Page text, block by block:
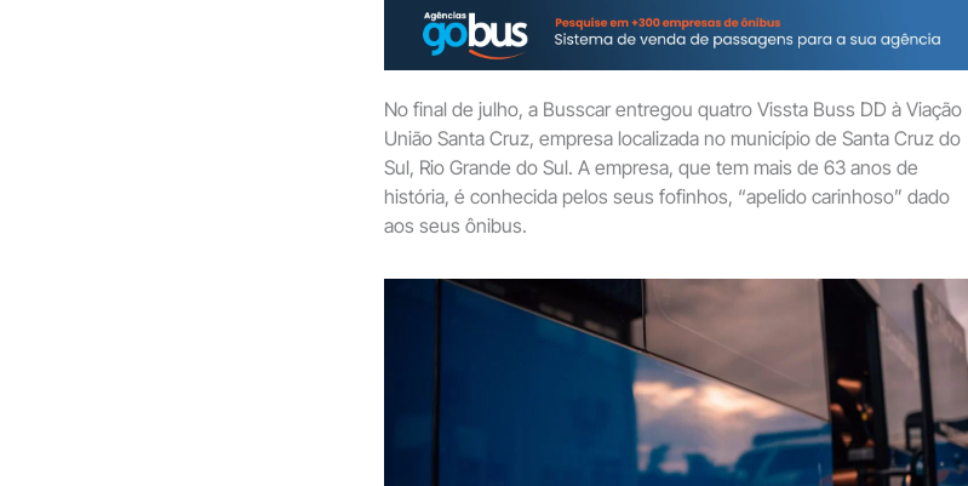
No final de julho, a Busscar entregou quatro Vissta Buss DD à Viação
União Santa Cruz, empresa localizada no município de Santa Cruz do
Sul, Rio Grande do Sul. A empresa, que tem mais de 63 anos de
história, é conhecida pelos seus fofinhos, “apelido carinhoso” dado
aos seus ônibus.